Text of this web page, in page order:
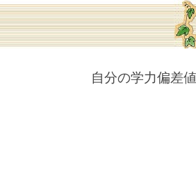
自分の学力偏差